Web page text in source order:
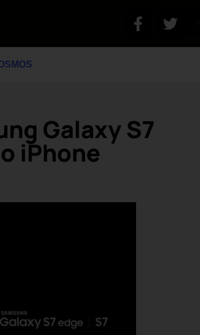
Galaxy S7
iPhone